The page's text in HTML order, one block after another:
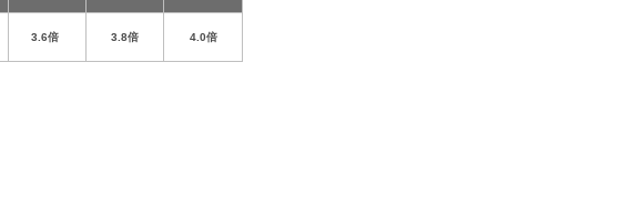
3.6倍 3.8倍 4.0倍